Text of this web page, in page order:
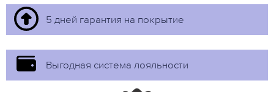
5 дней гарантия на покрытие
Выгодная система лояльности